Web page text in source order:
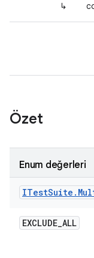
↳
Özet
Enum değerleri
ITestSuite .
EXCLUDE_ALL